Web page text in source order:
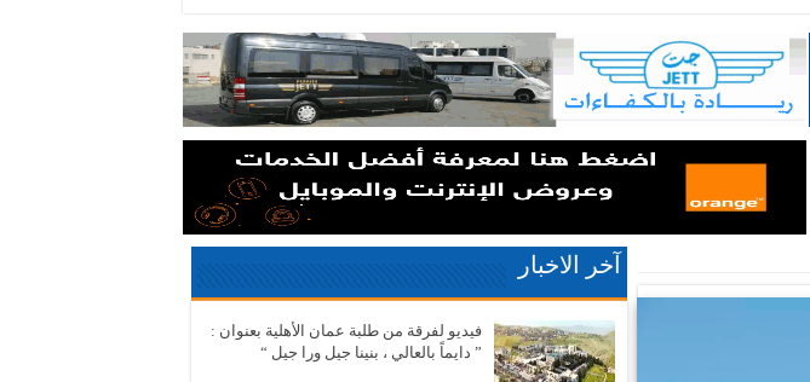
آخر الاخبار
فيديو لفرقة من طلبة عمان الأهلية بعنوان :
” دايماً بالعالي ، بنينا جيل ورا جيل “